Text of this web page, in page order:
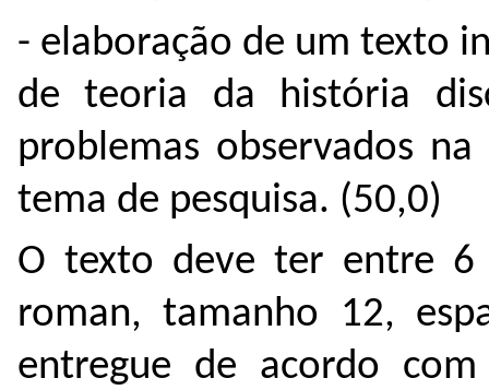
- elaboração de um texto
de teoria da história
problemas observados
tema de pesquisa. (50,0)
O texto deve ter entre 6
roman, tamanho 12,
entregue de acordo